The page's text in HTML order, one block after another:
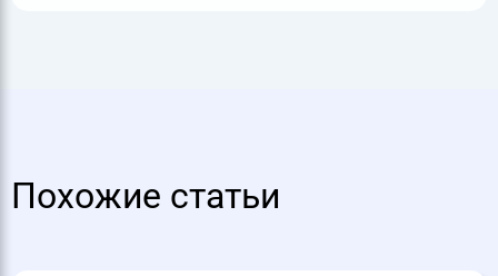
Похожие статьи